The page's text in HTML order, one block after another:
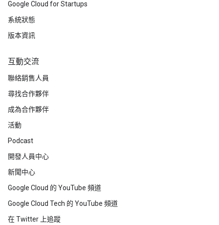
Google Cloud for Startups
系統狀態
版本資訊
互動交流
聯絡銷售人員
尋找合作夥伴
成為合作夥伴
活動
Podcast
開發人員中心
新聞中心
Google Cloud 的 YouTube 頻道
Google Cloud Tech 的 YouTube 頻道
在 Twitter 上追蹤